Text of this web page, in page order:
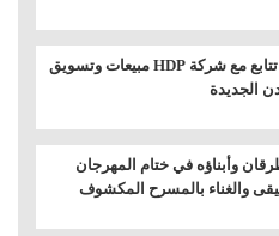
وزيرة الإسكان تتابع مع شركة HDP مبيعات وتسويق
الجديدة
وأبناؤه في ختام المهرجان
والغناء بالمسرح المكشوف